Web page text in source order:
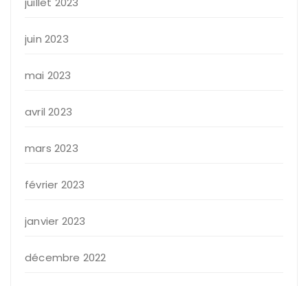
juin 2023
mai 2023
avril 2023
mars 2023
février 2023
janvier 2023
décembre 2022